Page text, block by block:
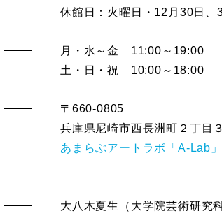
休館日：火曜日・12月30日、
月・水～金 11:00～19:00
土・日・祝 10:00～18:00
〒660-0805
兵庫県尼崎市西長洲町２丁目
あまらぶアートラボ「A-Lab」
大八木夏生（大学院芸術研究